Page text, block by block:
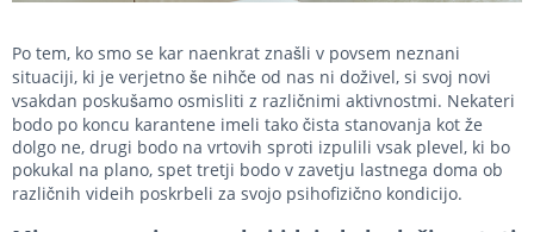
Po tem, ko smo se kar naenkrat znašli v povsem neznani
situaciji, ki je verjetno še nihče od nas ni doživel, si svoj novi
vsakdan poskušamo osmisliti z različnimi aktivnostmi. Nekateri
bodo po koncu karantene imeli tako čista stanovanja kot že
dolgo ne, drugi bodo na vrtovih sproti izpulili vsak plevel, ki bo
pokukal na plano, spet tretji bodo v zavetju lastnega doma ob
različnih videih poskrbeli za svojo psihofizično kondicijo.